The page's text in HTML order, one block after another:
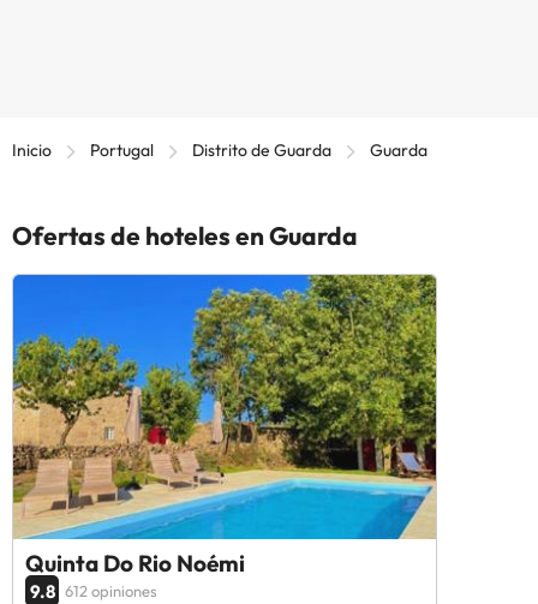
Inicio Portugal Distrito de Guarda Guarda
Ofertas de hoteles en Guarda
Quinta Do Rio Noémi
9.8 612 opiniones